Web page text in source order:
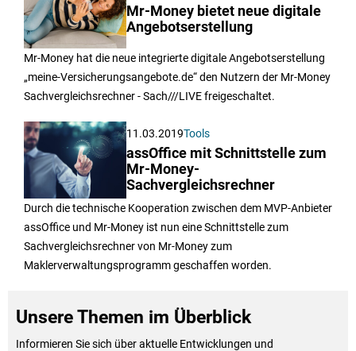
Mr-Money bietet neue digitale
Angebotserstellung
Mr-Money hat die neue integrierte digitale Angebotserstellung
„meine-Versicherungsangebote.de“ den Nutzern der Mr-Money
Sachvergleichsrechner - Sach///LIVE freigeschaltet.
11.03.2019Tools
assOffice mit Schnittstelle zum
Mr-Money-
Sachvergleichsrechner
Durch die technische Kooperation zwischen dem MVP-Anbieter
assOffice und Mr-Money ist nun eine Schnittstelle zum
Sachvergleichsrechner von Mr-Money zum
Maklerverwaltungsprogramm geschaffen worden.
Unsere Themen im Überblick
Informieren Sie sich über aktuelle Entwicklungen und